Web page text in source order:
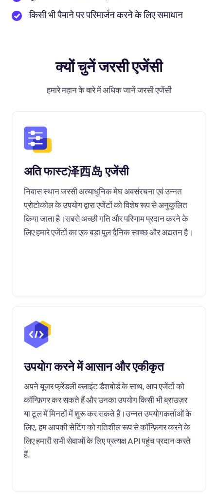
किसी भी पैमाने पर परिमार्जन करने के लिए समाधान
क्यों चुनें जरसी एजेंसी
हमारे महान के बारे में अधिक जानें जरसी एजेंसी
अति फास्ट泽西岛 एजेंसी
निवास स्थान जरसी अत्याधुनिक मेघ अवसंरचना एवं उन्नत
प्रोटोकोल के उपयोग द्वारा एजेंटों को विशेष रूप से अनुकूलित
किया जाता है।सबसे अच्छी गति और परिणाम प्रदान करने के
लिए हमारे एजेंटों का एक बड़ा पूल दैनिक स्वच्छ और अद्यतन है।
उपयोग करने में आसान और एकीकृत
अपने यूजर फ्रेंडली क्लाइंट डैशबोर्ड के साथ, आप एजेंटों को
कॉन्फ़िगर कर सकते हैं और उनका उपयोग किसी भी ब्राउज़र
या टूल में मिनटों में शुरू कर सकते हैं।उन्नत उपयोगकर्ताओं के
लिए, हम आपकी सेटिंग को गतिशील रूप से कॉन्फ़िगर करने के
लिए हमारी सभी सेवाओं के लिए प्रत्यक्ष API पहुंच प्रदान करते
हैं.